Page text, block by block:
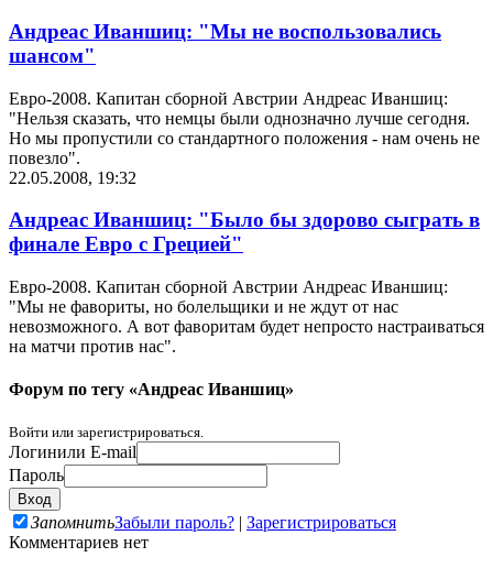
Андреас Иваншиц: "Мы не воспользовались
шансом"
Евро-2008. Капитан сборной Австрии Андреас Иваншиц:
"Нельзя сказать, что немцы были однозначно лучше сегодня.
Но мы пропустили со стандартного положения - нам очень не
повезло".
22.05.2008, 19:32
Андреас Иваншиц: "Было бы здорово сыграть в
финале Евро с Грецией"
Евро-2008. Капитан сборной Австрии Андреас Иваншиц:
"Мы не фавориты, но болельщики и не ждут от нас
невозможного. А вот фаворитам будет непросто настраиваться
на матчи против нас".
Форум по тегу «Андреас Иваншиц»
Войти или зарегистрироваться.
Логинили E-mail
Пароль
ЗапомнитьЗабыли пароль? | Зарегистрироваться
Комментариев нет